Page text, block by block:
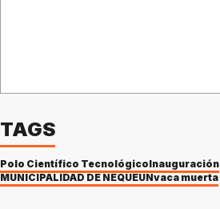
TAGS
Polo Científico TecnológicoInauguración
MUNICIPALIDAD DE NEQUEUNvaca muerta